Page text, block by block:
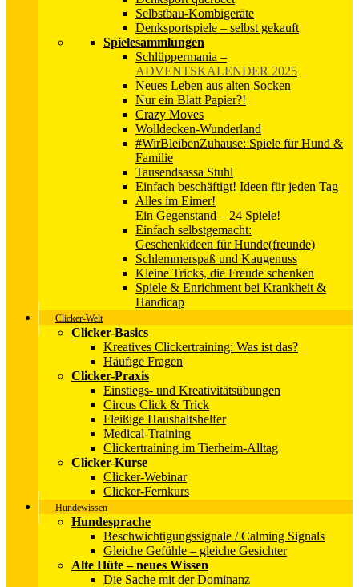
Selbstbau-Kombigeräte
Denksportspiele – selbst gekauft
Spielesammlungen
Schlüppermania –
ADVENTSKALENDER 2025
Neues Leben aus alten Socken
Nur ein Blatt Papier?!
Crazy Moves
Wolldecken-Wunderland
#WirBleibenZuhause: Spiele für Hund &
Familie
Tausendsassa Stuhl
Einfach beschäftigt! Ideen für jeden Tag
Alles im Eimer!
Ein Gegenstand – 24 Spiele!
Einfach selbstgemacht:
Geschenkideen für Hunde(freunde)
Schlemmerspaß und Kaugenuss
Kleine Tricks, die Freude schenken
Spiele & Enrichment bei Krankheit &
Handicap
Clicker-Welt
Clicker-Basics
Kreatives Clickertraining: Was ist das?
Häufige Fragen
Clicker-Praxis
Einstiegs- und Kreativitätsübungen
Circus Click & Trick
Fleißige Haushaltshelfer
Medical-Training
Clickertraining im Tierheim-Alltag
Clicker-Kurse
Clicker-Webinar
Clicker-Fernkurs
Hundewissen
Hundesprache
Beschwichtigungssignale / Calming Signals
Gleiche Gefühle – gleiche Gesichter
Alte Hüte – neues Wissen
Die Sache mit der Dominanz